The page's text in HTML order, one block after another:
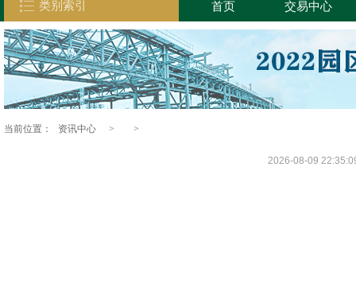
类别索引 首页 交易中心
当前位置： 资讯中心 > >
2026-08-09